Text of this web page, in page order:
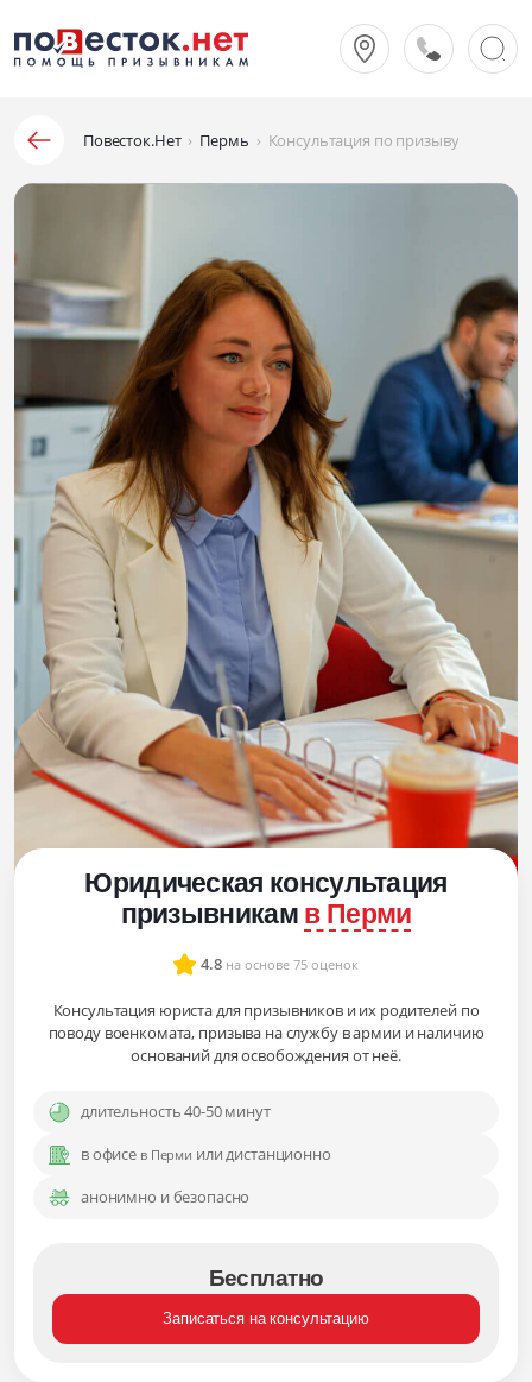
Повесток.Нет › Пермь › Консультация по призыву
Юридическая консультация
призывникам в Перми
4.8 на основе 75 оценок
Консультация юриста для призывников и их родителей по
поводу военкомата, призыва на службу в армии и наличию
оснований для освобождения от неё.
длительность 40-50 минут
в офисе в Перми или дистанционно
анонимно и безопасно
Бесплатно
Записаться на консультацию